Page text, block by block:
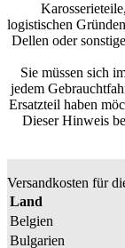
logistischen
Dellen oder
Sie müssen sich
jedem
Ersatzteil haben
Dieser Hinweis
Versandkosten für
Land
Belgien
Bulgarien